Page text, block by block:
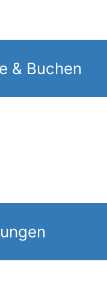
& Buchen